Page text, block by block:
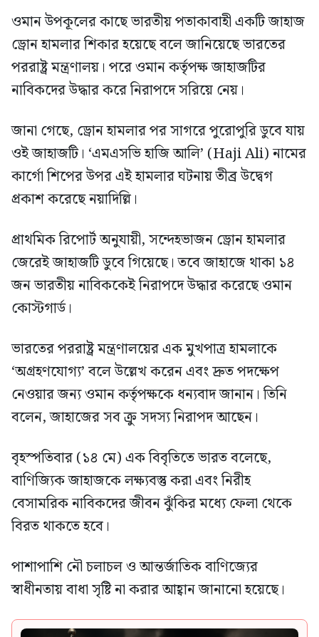
ওমান উপকূলের কাছে ভারতীয় পতাকাবাহী একটি জাহাজ
ড্রোন হামলার শিকার হয়েছে বলে জানিয়েছে ভারতের
পররাষ্ট্র মন্ত্রণালয়। পরে ওমান কর্তৃপক্ষ জাহাজটির
নাবিকদের উদ্ধার করে নিরাপদে সরিয়ে নেয়।
জানা গেছে, ড্রোন হামলার পর সাগরে পুরোপুরি ডুবে যায়
ওই জাহাজটি। ‘এমএসভি হাজি আলি’ (Haji Ali) নামের
কার্গো শিপের উপর এই হামলার ঘটনায় তীব্র উদ্বেগ
প্রকাশ করেছে নয়াদিল্লি।
প্রাথমিক রিপোর্ট অনুযায়ী, সন্দেহভাজন ড্রোন হামলার
জেরেই জাহাজটি ডুবে গিয়েছে। তবে জাহাজে থাকা ১৪
জন ভারতীয় নাবিককেই নিরাপদে উদ্ধার করেছে ওমান
কোস্টগার্ড।
ভারতের পররাষ্ট্র মন্ত্রণালয়ের এক মুখপাত্র হামলাকে
‘অগ্রহণযোগ্য’ বলে উল্লেখ করেন এবং দ্রুত পদক্ষেপ
নেওয়ার জন্য ওমান কর্তৃপক্ষকে ধন্যবাদ জানান। তিনি
বলেন, জাহাজের সব ক্রু সদস্য নিরাপদ আছেন।
বৃহস্পতিবার (১৪ মে) এক বিবৃতিতে ভারত বলেছে,
বাণিজ্যিক জাহাজকে লক্ষ্যবস্তু করা এবং নিরীহ
বেসামরিক নাবিকদের জীবন ঝুঁকির মধ্যে ফেলা থেকে
বিরত থাকতে হবে।
পাশাপাশি নৌ চলাচল ও আন্তর্জাতিক বাণিজ্যের
স্বাধীনতায় বাধা সৃষ্টি না করার আহ্বান জানানো হয়েছে।